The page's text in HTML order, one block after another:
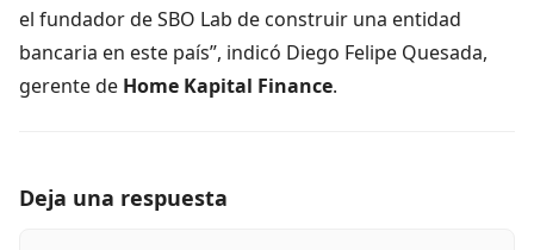
el fundador de SBO Lab de construir una entidad
bancaria en este país”, indicó Diego Felipe Quesada,
gerente de Home Kapital Finance.
Deja una respuesta